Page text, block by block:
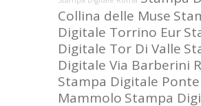
Collina delle Muse
Digitale Torrino Eur
Digitale Tor Di Valle
Digitale Via Barberini
Stampa Digitale Ponte
Mammolo Stampa